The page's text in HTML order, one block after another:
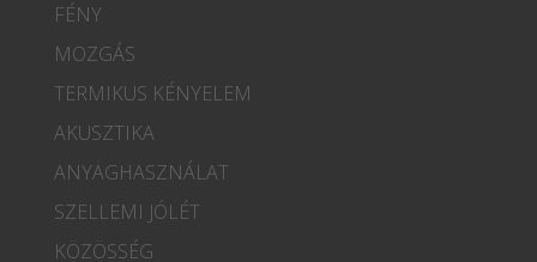
FÉNY
MOZGÁS
TERMIKUS KÉNYELEM
AKUSZTIKA
ANYAGHASZNÁLAT
SZELLEMI JÓLÉT
KÖZÖSSÉG